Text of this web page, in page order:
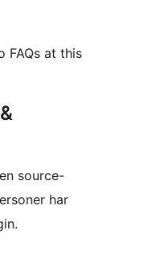
FAQs at this
source-
har